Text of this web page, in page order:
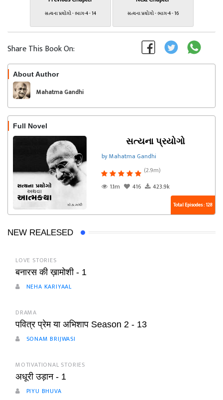
સત્યના પ્રયોગો - ભાગ-4 - 14 સત્યના પ્રયોગો - ભાગ-4 - 16
Share This Book On:
About Author
Mahatma Gandhi
Full Novel
સત્યના પ્રયોગો
by Mahatma Gandhi
(2.9m)
1.1m
416 423.9k
Total Episodes : 128
NEW REALESED
LOVE STORIES
बनारस की ख़ामोशी - 1
NEHA KARIYAAL
DRAMA
पवित्र प्रेम या अभिशाप Season 2 - 13
SONAM BRIJWASI
MOTIVATIONAL STORIES
अधूरी उड़ान - 1
PIYU BHUVA